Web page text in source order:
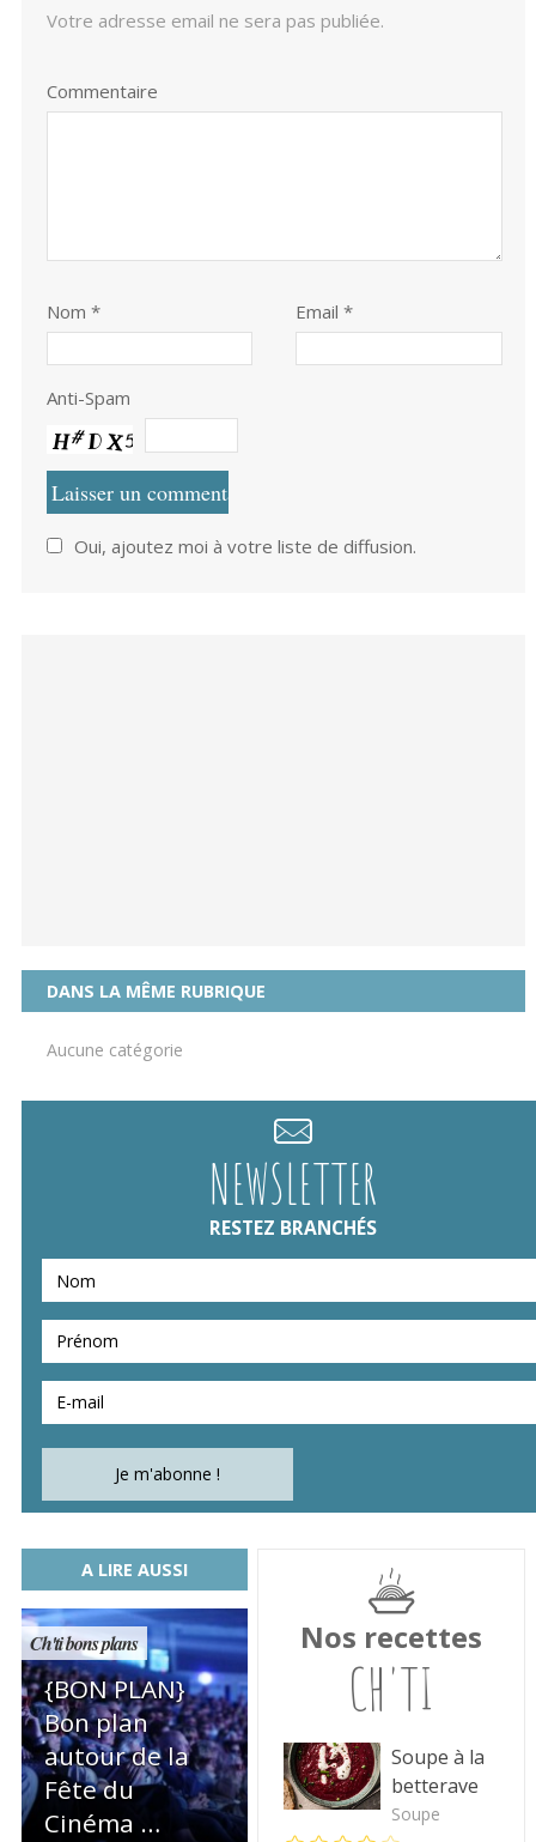
Votre adresse email ne sera pas publiée.
Commentaire
Nom * Email *
Anti-Spam
Oui, ajoutez moi à votre liste de diffusion.
DANS LA MÊME RUBRIQUE
Aucune catégorie
NEWSLETTER
RESTEZ BRANCHÉS
A LIRE AUSSI
Ch'ti bons plans
{BON PLAN}
Bon plan
autour de la
Fête du
Cinéma …
Nos recettes
CH'TI
Soupe à la
betterave
Soupe